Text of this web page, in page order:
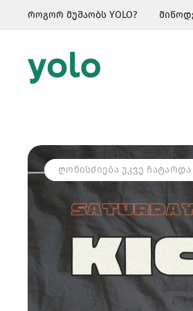
როგორ მუშაობს YOLO?
ᲦᲝᲜᲘᲡᲫᲘᲔᲑᲐ ᲣᲙᲕᲔ ᲩᲐᲢᲐᲠᲓᲐ